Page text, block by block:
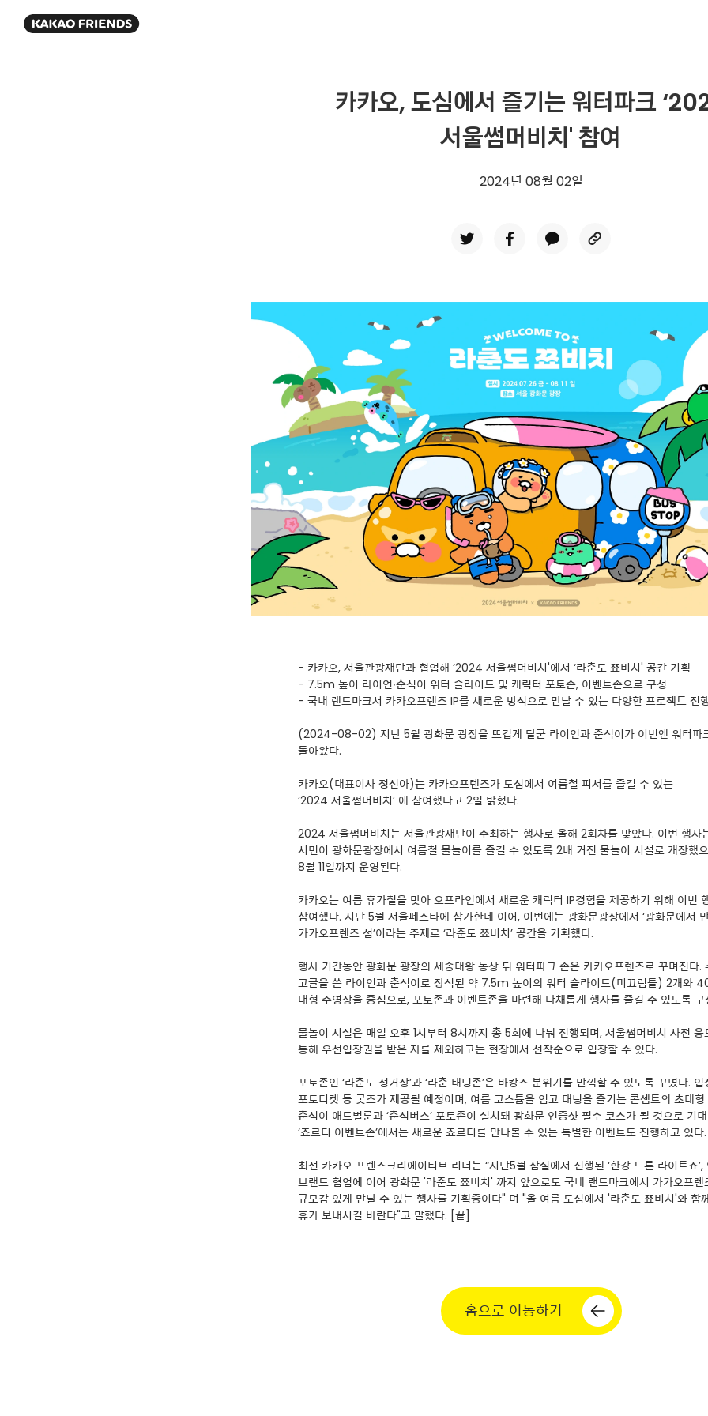
카카오, 도심에서 즐기는 워터파크
서울썸머비치' 참여
2024년 08월 02일
- 카카오, 서울관광재단과 협업해 ‘2024 서울썸머비치'에서 ‘라춘도 쬬비치' 공간 기획
- 7.5m 높이 라이언∙춘식이 워터 슬라이드 및 캐릭터 포토존, 이벤트존으로 구성
- 국내 랜드마크서 카카오프렌즈 IP를 새로운 방식으로 만날 수 있는 다양한 프로젝트 진
(2024-08-02) 지난 5월 광화문 광장을 뜨겁게 달군 라이언과 춘식이가 이번엔 워터파
돌아왔다.
카카오(대표이사 정신아)는 카카오프렌즈가 도심에서 여름철 피서를 즐길 수 있는
‘2024 서울썸머비치’ 에 참여했다고 2일 밝혔다.
2024 서울썸머비치는 서울관광재단이 주최하는 행사로 올해 2회차를 맞았다. 이번 행사
시민이 광화문광장에서 여름철 물놀이를 즐길 수 있도록 2배 커진 물놀이 시설로 개장했
8월 11일까지 운영된다.
카카오는 여름 휴가철을 맞아 오프라인에서 새로운 캐릭터 IP경험을 제공하기 위해 이번
참여했다. 지난 5월 서울페스타에 참가한데 이어, 이번에는 광화문광장에서 ‘광화문에서
카카오프렌즈 섬’이라는 주제로 ‘라춘도 쬬비치’ 공간을 기획했다.
행사 기간동안 광화문 광장의 세종대왕 동상 뒤 워터파크 존은 카카오프렌즈로 꾸며진다.
고글을 쓴 라이언과 춘식이로 장식된 약 7.5m 높이의 워터 슬라이드(미끄럼틀) 2개와
대형 수영장을 중심으로, 포토존과 이벤트존을 마련해 다채롭게 행사를 즐길 수 있도록 구
물놀이 시설은 매일 오후 1시부터 8시까지 총 5회에 나눠 진행되며, 서울썸머비치 사전 응
통해 우선입장권을 받은 자를 제외하고는 현장에서 선착순으로 입장할 수 있다.
포토존인 ‘라춘도 정거장’과 ‘라춘 태닝존’은 바캉스 분위기를 만끽할 수 있도록 꾸몄다.
포토티켓 등 굿즈가 제공될 예정이며, 여름 코스튬을 입고 태닝을 즐기는 콘셉트의 초대
춘식이 애드벌룬과 ‘춘식버스’ 포토존이 설치돼 광화문 인증샷 필수 코스가 될 것으로 기
‘죠르디 이벤트존’에서는 새로운 죠르디를 만나볼 수 있는 특별한 이벤트도 진행하고 있다.
최선 카카오 프렌즈크리에이티브 리더는 “지난5월 잠실에서 진행된 ‘한강 드론 라이트쇼’,
브랜드 협업에 이어 광화문 '라춘도 쬬비치' 까지 앞으로도 국내 랜드마크에서 카카오프렌
규모감 있게 만날 수 있는 행사를 기획중이다" 며 "올 여름 도심에서 '라춘도 쬬비치'와 함
휴가 보내시길 바란다"고 말했다. [끝]
홈으로 이동하기